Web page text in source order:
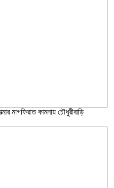
মাগফিরাত কামনায় চৌধুরীবাড়ি